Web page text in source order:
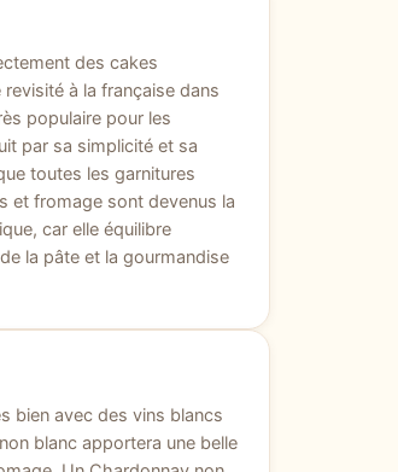
des cakes
à la française dans
populaire pour les
par sa simplicité et sa
toutes les garnitures
et fromage sont devenus la
car elle équilibre
la pâte et la gourmandise
bien avec des vins blancs
blanc apportera une belle